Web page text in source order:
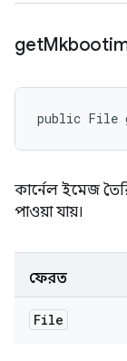
get
public File
কার্নেল ইমেজ
পাওয়া যায়।
ফেরত
File